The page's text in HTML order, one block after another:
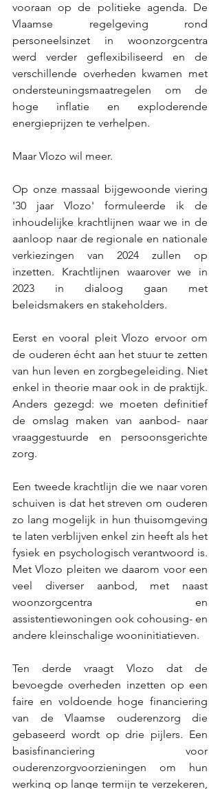
vooraan op de politieke agenda. De
Vlaamse regelgeving rond
personeelsinzet in woonzorgcentra
werd verder geflexibiliseerd en de
verschillende overheden kwamen met
ondersteuningsmaatregelen om de
hoge inflatie en exploderende
energieprijzen te verhelpen.
Maar Vlozo wil meer.
Op onze massaal bijgewoonde viering
'30 jaar Vlozo' formuleerde ik de
inhoudelijke krachtlijnen waar we in de
aanloop naar de regionale en nationale
verkiezingen van 2024 zullen op
inzetten. Krachtlijnen waarover we in
2023 in dialoog gaan met
beleidsmakers en stakeholders.
Eerst en vooral pleit Vlozo ervoor om
de ouderen écht aan het stuur te zetten
van hun leven en zorgbegeleiding. Niet
enkel in theorie maar ook in de praktijk.
Anders gezegd: we moeten definitief
de omslag maken van aanbod- naar
vraaggestuurde en persoonsgerichte
zorg.
Een tweede krachtlijn die we naar voren
schuiven is dat het streven om ouderen
zo lang mogelijk in hun thuisomgeving
te laten verblijven enkel zin heeft als het
fysiek en psychologisch verantwoord is.
Met Vlozo pleiten we daarom voor een
veel diverser aanbod, met naast
woonzorgcentra en
assistentiewoningen ook cohousing- en
andere kleinschalige wooninitiatieven.
Ten derde vraagt Vlozo dat de
bevoegde overheden inzetten op een
faire en voldoende hoge financiering
van de Vlaamse ouderenzorg die
gebaseerd wordt op drie pijlers. Een
basisfinanciering voor
ouderenzorgvoorzieningen om hun
werking op lange termijn te verzekeren,